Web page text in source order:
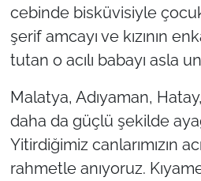
cebinde bisküvisiyle
şerif amcayı ve kızının
tutan o acılı babayı asla
Malatya, Adıyaman,
daha da güçlü şekilde
Yitirdiğimiz canlarımızın
rahmetle anıyoruz.